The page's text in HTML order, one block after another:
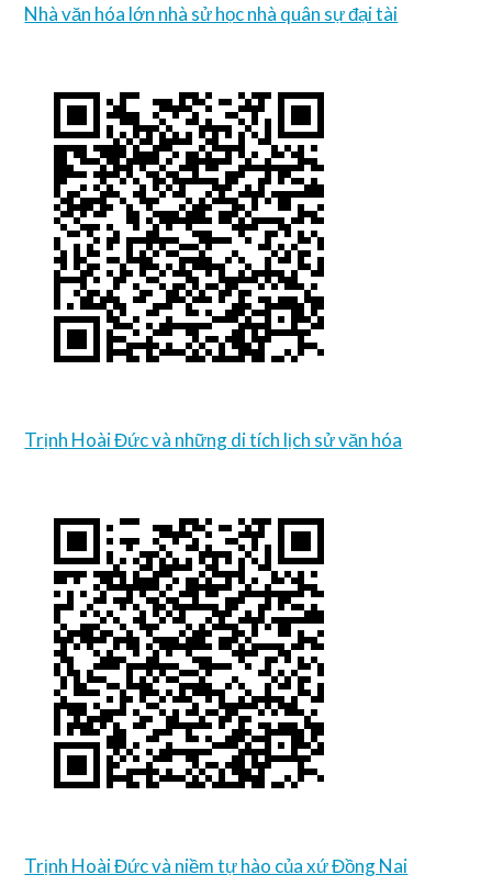
Nhà văn hóa lớn nhà sử học nhà quân sự đại tài
Trịnh Hoài Đức và những di tích lịch sử văn hóa
Trịnh Hoài Đức và niềm tự hào của xứ Đồng Nai